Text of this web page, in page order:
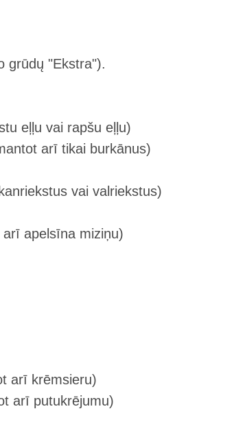
grūdų "Ekstra").
eļļu vai rapšu eļļu)
arī tikai burkānus)
vai valriekstus)
apelsīna miziņu)
arī krēmsieru)
arī putukrējumu)